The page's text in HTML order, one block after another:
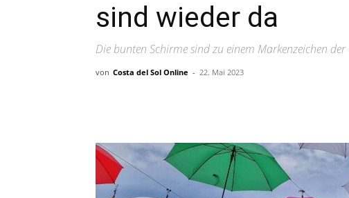
sind wieder da
Die bunten Schirme sind zu einem Markenzeichen der
von Costa del Sol Online - 22. Mai 2023